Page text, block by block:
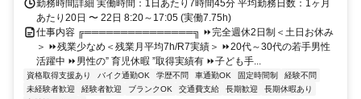
勤務時間詳細 実働時間：1日あたり7時間45分 平均勤務日数：1ヶ月
あたり20日 〜 22日 8:20～17:05 (実働7.75h)
仕事内容 ╔═══════════════╗ ⏩完全週休2日制＜土日お休み
＞ ⏩残業少なめ＜残業月平均7h/R7実績＞ ⏩20代～30代の若手男性
活躍中 ⏩男性の” 育児休暇 ”取得実績有 ⏩子ども手...
資格取得支援あり バイク通勤OK 学歴不問 車通勤OK 固定時間制
経験不問
未経験者歓迎
経験者歓迎 ブランクOK 交通費支給 長期歓迎
長期休暇あり